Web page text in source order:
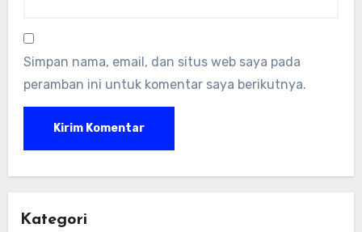
Simpan nama, email, dan situs web saya pada
peramban ini untuk komentar saya berikutnya.
Kategori